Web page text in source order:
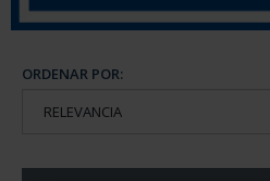
ORDENAR POR: